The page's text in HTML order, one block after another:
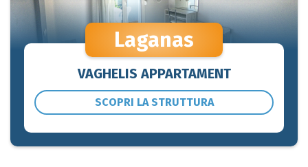
Laganas
VAGHELIS APPARTAMENT
SCOPRI LA STRUTTURA